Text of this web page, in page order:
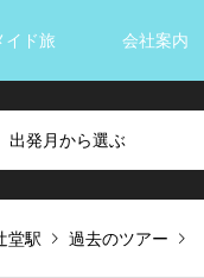
イド旅 会社案内
出発月から選ぶ
堂駅 過去のツアー